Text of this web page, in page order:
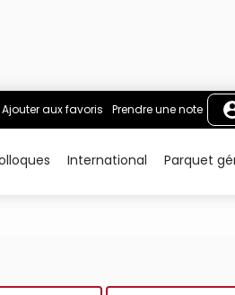
Ajouter aux favoris Prendre une note
International Parquet